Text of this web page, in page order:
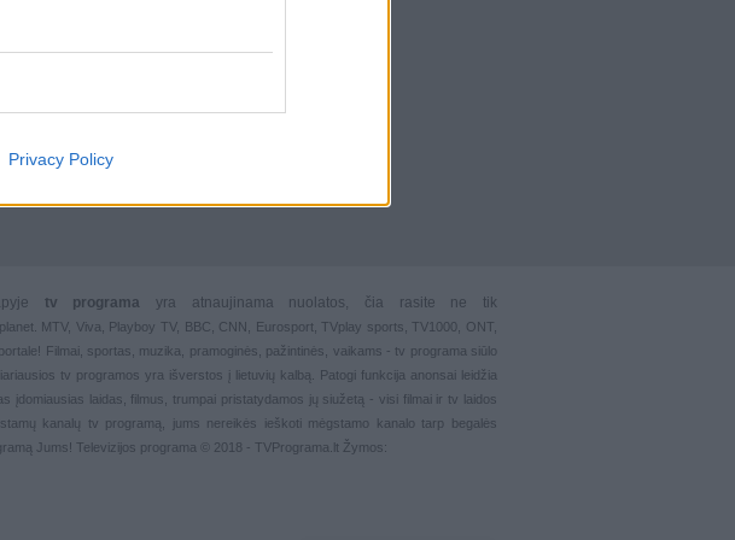
Privacy Policy
tv programa
yra atnaujinama nuolatos, čia rasite ne tik
MTV, Viva, Playboy TV, BBC, CNN, Eurosport, TVplay sports , TV1000, ONT,
Filmai, sportas muzika pramoginės pažintinės vaikams - tv programa siūlo
tv programos yra išverstos į lietuvių kalbą. Patogi funkcija anonsai leidžia
laidas, filmus, trumpai pristatydamos jų siužetą - visi filmai ir tv laidos
kanalų
tv programą, jums nereikės ieškoti mėgstamo kanalo tarp begalės
Jums! Televizijos programa © 2018 - TVPrograma.lt Žymos: